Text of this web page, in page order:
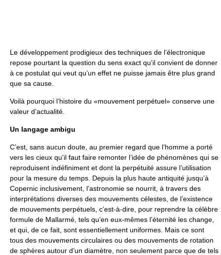
Le développement prodigieux des techniques de l’électronique
repose pourtant la question du sens exact qu’il convient de donner
à ce postulat qui veut qu’un effet ne puisse jamais être plus grand
que sa cause.
Voilà pourquoi l’histoire du «mouvement perpétuel» conserve une
valeur d’actualité.
Un langage ambigu
C’est, sans aucun doute, au premier regard que l’homme a porté
vers les cieux qu’il faut faire remonter l’idée de phénomènes qui se
reproduisent indéfiniment et dont la perpétuité assure l’utilisation
pour la mesure du temps. Depuis la plus haute antiquité jusqu’à
Copernic inclusivement, l’astronomie se nourrit, à travers des
interprétations diverses des mouvements célestes, de l’existence
de mouvements perpétuels, c’est-à-dire, pour reprendre la célèbre
formule de Mallarmé, tels qu’en eux-mêmes l’éternité les change,
et qui, de ce fait, sont essentiellement uniformes. Mais ce sont
tous des mouvements circulaires ou des mouvements de rotation
de sphères autour d’un diamètre, non seulement parce que de tels